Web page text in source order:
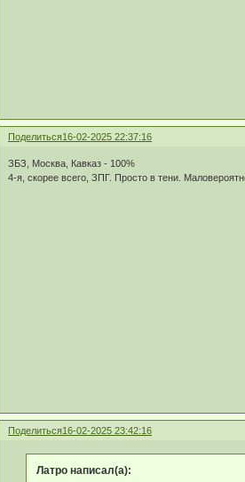
Поделиться16-02-2025 22:37:16
ЗБЗ, Москва, Кавказ - 100%
4-я, скорее всего, ЗПГ. Просто в тени.
Поделиться16-02-2025 23:42:16
Латро написал(а):